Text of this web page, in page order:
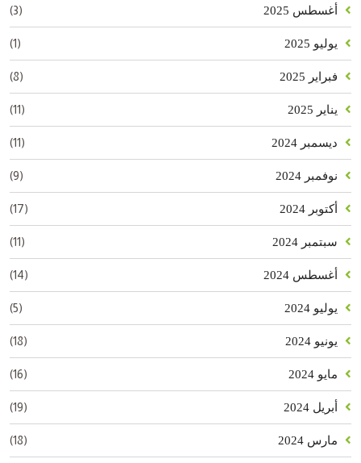
أغسطس 2025 (3)
يوليو 2025 (1)
فبراير 2025 (8)
يناير 2025 (11)
ديسمبر 2024 (11)
نوفمبر 2024 (9)
أكتوبر 2024 (17)
سبتمبر 2024 (11)
أغسطس 2024 (14)
يوليو 2024 (5)
يونيو 2024 (18)
مايو 2024 (16)
أبريل 2024 (19)
مارس 2024 (18)